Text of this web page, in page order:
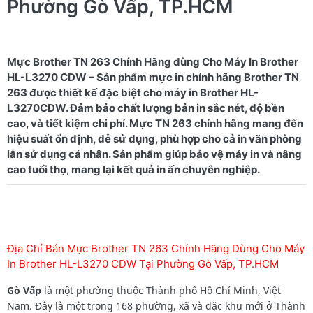
Phường Gò Vấp, TP.HCM
Mực Brother TN 263 Chính Hãng dùng Cho Máy In Brother
HL-L3270 CDW – Sản phẩm mực in chính hãng Brother TN
263 được thiết kế đặc biệt cho máy in Brother HL-
L3270CDW. Đảm bảo chất lượng bản in sắc nét, độ bền
cao, và tiết kiệm chi phí. Mực TN 263 chính hãng mang đến
hiệu suất ổn định, dễ sử dụng, phù hợp cho cả in văn phòng
lẫn sử dụng cá nhân. Sản phẩm giúp bảo vệ máy in và nâng
Địa Chỉ Bán Mực Brother TN 263 Chính Hãng Dùng Cho Máy
In Brother HL-L3270 CDW Tại Phường Gò Vấp, TP.HCM
Gò Vấp là một phường thuộc Thành phố Hồ Chí Minh, Việt
Nam. Đây là một trong 168 phường, xã và đặc khu mới ở Thành